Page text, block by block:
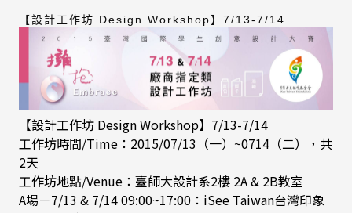
【設計工作坊 Design Workshop】7/13-7/14
【設計工作坊 Design Workshop】7/13-7/14
工作坊時間/Time：2015/07/13（一）~0714（二），共
2天
工作坊地點/Venue：臺師大設計系2樓 2A & 2B教室
A場－7/13 & 7/14 09:00~17:00：iSee Taiwan台灣印象